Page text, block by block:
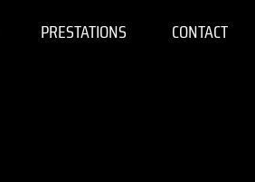
PRESTATIONS CONTACT